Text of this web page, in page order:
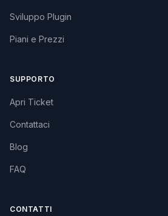
Sviluppo Plugin
Piani e Prezzi
SUPPORTO
Apri Ticket
Contattaci
Blog
FAQ
CONTATTI